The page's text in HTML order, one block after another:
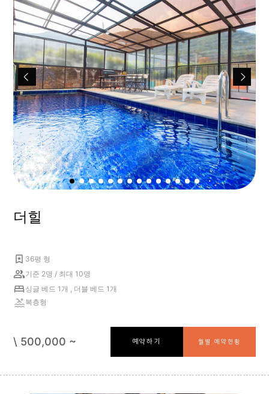
더힐
36평 형
기준 2명 / 최대 10명
싱글 베드 1개 , 더블 베드 1개
복층형
\ 500,000 ~ 예약하기 월별 예약현황